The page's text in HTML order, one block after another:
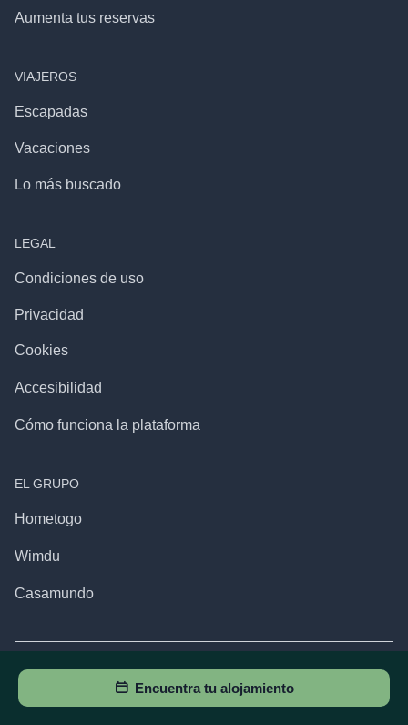
Encuentra tu alojamiento
Aumenta tus reservas
VIAJEROS
Escapadas
Vacaciones
Lo más buscado
LEGAL
Condiciones de uso
Privacidad
Cookies
Accesibilidad
Cómo funciona la plataforma
EL GRUPO
Hometogo
Wimdu
Casamundo
APP